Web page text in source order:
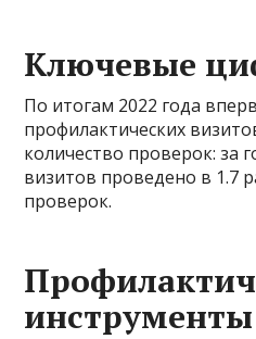
Ключевые
По итогам 2022 года
профилактических
количество проверок: за
визитов проведено в 1.7
проверок.
инструменты